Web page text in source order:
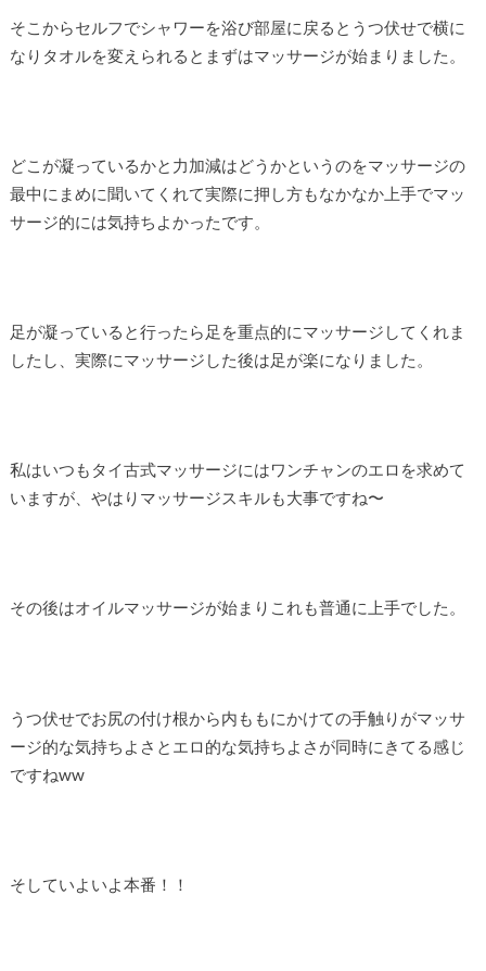
そこからセルフでシャワーを浴び部屋に戻るとうつ伏せで横に
なりタオルを変えられるとまずはマッサージが始まりました。
どこが凝っているかと力加減はどうかというのをマッサージの
最中にまめに聞いてくれて実際に押し方もなかなか上手でマッ
サージ的には気持ちよかったです。
足が凝っていると行ったら足を重点的にマッサージしてくれま
したし、実際にマッサージした後は足が楽になりました。
私はいつもタイ古式マッサージにはワンチャンのエロを求めて
いますが、やはりマッサージスキルも大事ですね〜
その後はオイルマッサージが始まりこれも普通に上手でした。
うつ伏せでお尻の付け根から内ももにかけての手触りがマッサ
ージ的な気持ちよさとエロ的な気持ちよさが同時にきてる感じ
ですねww
そしていよいよ本番！！